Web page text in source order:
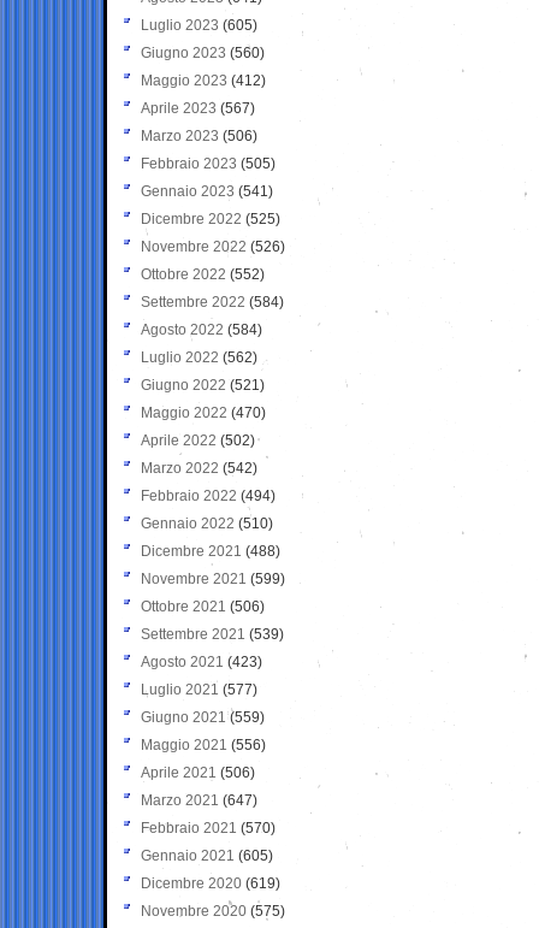
Luglio 2023 (605)
Giugno 2023 (560)
Maggio 2023 (412)
Aprile 2023 (567)
Marzo 2023 (506)
Febbraio 2023 (505)
Gennaio 2023 (541)
Dicembre 2022 (525)
Novembre 2022 (526)
Ottobre 2022 (552)
Settembre 2022 (584)
Agosto 2022 (584)
Luglio 2022 (562)
Giugno 2022 (521)
Maggio 2022 (470)
Aprile 2022 (502)
Marzo 2022 (542)
Febbraio 2022 (494)
Gennaio 2022 (510)
Dicembre 2021 (488)
Novembre 2021 (599)
Ottobre 2021 (506)
Settembre 2021 (539)
Agosto 2021 (423)
Luglio 2021 (577)
Giugno 2021(559)
Maggio 2021 (556)
Aprile 2021 (506)
Marzo 2021 (647)
Febbraio 2021 (570)
Gennaio 2021 (605)
Dicembre 2020 (619)
Novembre 2020 (575)